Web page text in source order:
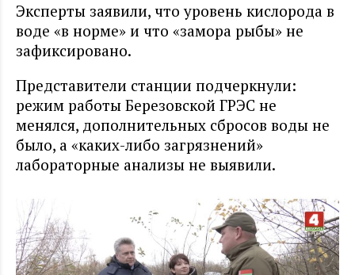
Эксперты заявили, что уровень кислорода в
воде «в норме» и что «замора рыбы» не
зафиксировано.
Представители станции подчеркнули:
режим работы Березовской ГРЭС не
менялся, дополнительных сбросов воды не
было, а «каких-либо загрязнений»
лабораторные анализы не выявили.